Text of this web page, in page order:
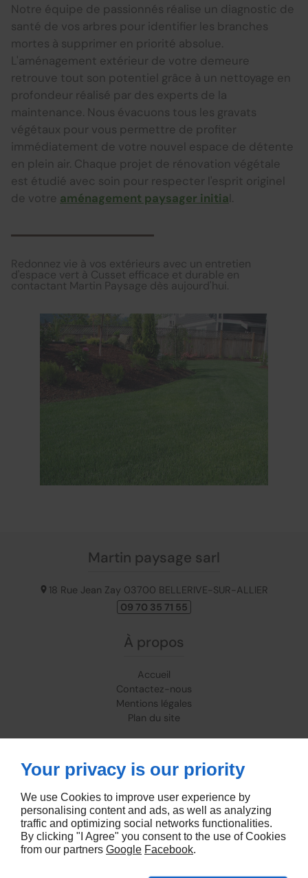
Notre équipe de passionnés réalise un diagnostic de
santé de vos arbres pour identifier les branches
mortes à supprimer en priorité absolue.
L'aménagement extérieur de votre demeure
retrouve tout son potentiel grâce à un nettoyage en
profondeur réalisé par des experts de la
maintenance. Nous évacuons tous les gravats
végétaux pour vous permettre de profiter
immédiatement de votre nouvel espace de détente
en plein air. Chaque projet de rénovation végétale
est étudié avec soin pour respecter l'esprit originel
de votre aménagement paysager initia l.
Redonnez vie à vos extérieurs avec un entretien
d'espace vert à Cusset efficace et durable en
contactant Martin Paysage dès aujourd'hui.
Martin paysage sarl
18 Rue Jean Zay 03700 BELLERIVE-SUR-ALLIER
09 70 35 71 55
À propos
Accueil
Contactez-nous
Mentions légales
Plan du site
Agence Marketing Linkeo
Your privacy is our priority
We use Cookies to improve user experience by
personalising content and ads, as well as analyzing
traffic and optimizing social networks functionalities.
By clicking "I Agree" you consent to the use of Cookies
from our partners Google Facebook.